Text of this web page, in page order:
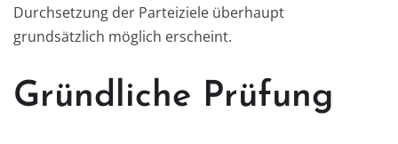
Durchsetzung der Parteiziele überhaupt
grundsätzlich möglich erscheint.
Gründliche Prüfung